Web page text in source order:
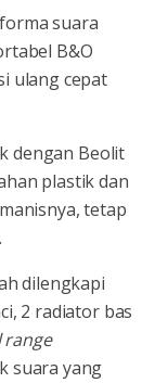
suara
B&O
ulang cepat
dengan Beolit
plastik dan
tetap
dilengkapi
2 radiator bas
range
suara yang